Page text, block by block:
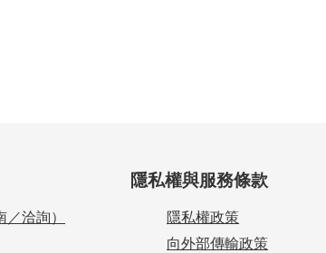
洽詢）
隱私權與服務條款
隱私權政策
向外部傳輸政策